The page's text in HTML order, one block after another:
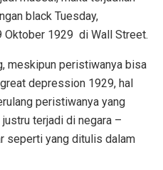
black Tuesday,
Oktober 1929 di Wall Street.
meskipun peristiwanya bisa
depression 1929, hal
peristiwanya yang
terjadi di negara –
seperti yang ditulis dalam